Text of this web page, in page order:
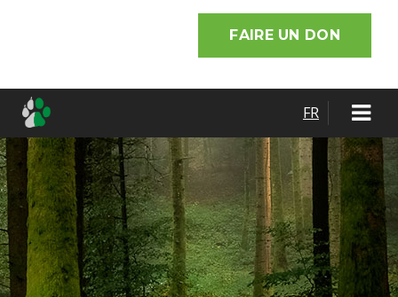
FAIRE UN DON
FR